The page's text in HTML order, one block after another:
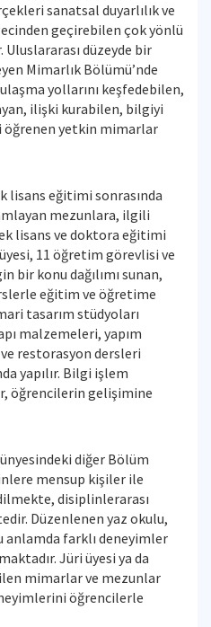
sanatsal duyarlılık ve
geçirebilen çok yönlü
düzeyde bir
Mimarlık Bölümü’nde
yollarını keşfedebilen,
ilişki kurabilen, bilgiyi
yetkin mimarlar
lisans eğitimi sonrasında
mezunlara, ilgili
lisans ve doktora eğitimi
11 öğretim görevlisi ve
bir konu dağılımı sunan,
eğitim ve öğretime
tasarım stüdyoları
malzemeleri, yapım
restorasyon dersleri
yapılır. Bilgi işlem
öğrencilerin gelişimine
diğer Bölüm
mensup kişiler ile
disiplinlerarası
Düzenlenen yaz okulu,
anlamda farklı deneyimler
Jüri üyesi ya da
mimarlar ve mezunlar
öğrencilerle